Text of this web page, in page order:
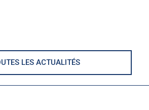
LES ACTUALITÉS